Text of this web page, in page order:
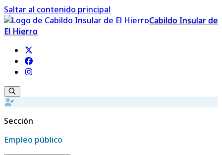
Saltar al contenido principal
Cabildo Insular de
El Hierro
Sección
Empleo público